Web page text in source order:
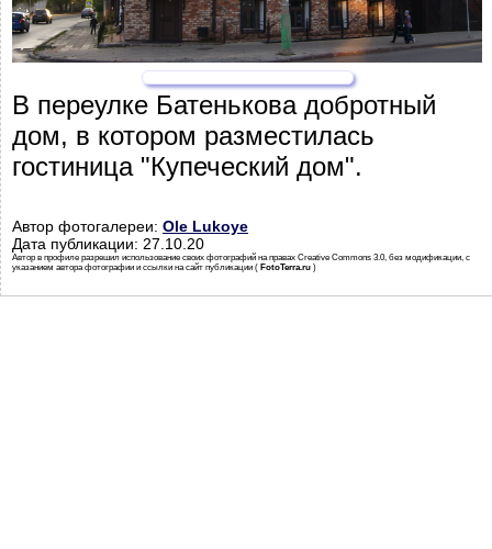
В переулке Батенькова добротный
дом, в котором разместилась
гостиница "Купеческий дом".
Автор фотогалереи: Ole Lukoye
Дата публикации: 27.10.20
Автор в профиле разрешил использование своих фотографий на правах Creative Commons 3.0, без модификации, с
указанием автора фотографии и ссылки на сайт публикации ( FotoTerra.ru )